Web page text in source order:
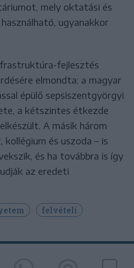
mely oktatási és
ugyanakkor
fejlesztés
elmondta: a magyar
épülő sepsiszentgyörgyi
a kétszintes étkezde
A másik három
kollégium és uszoda – is
és ha továbbra is így
az eredeti
felvételi